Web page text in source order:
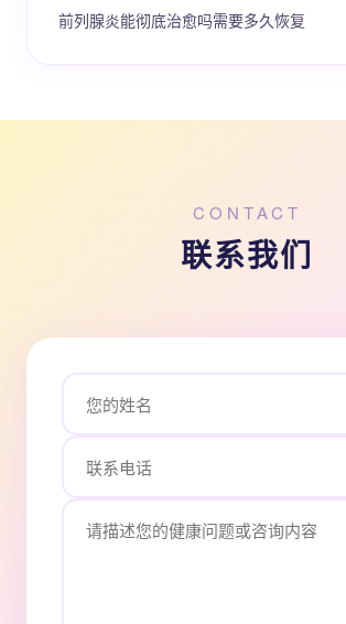
前列腺炎能彻底治愈吗需要多久恢复
CONTACT
联系我们